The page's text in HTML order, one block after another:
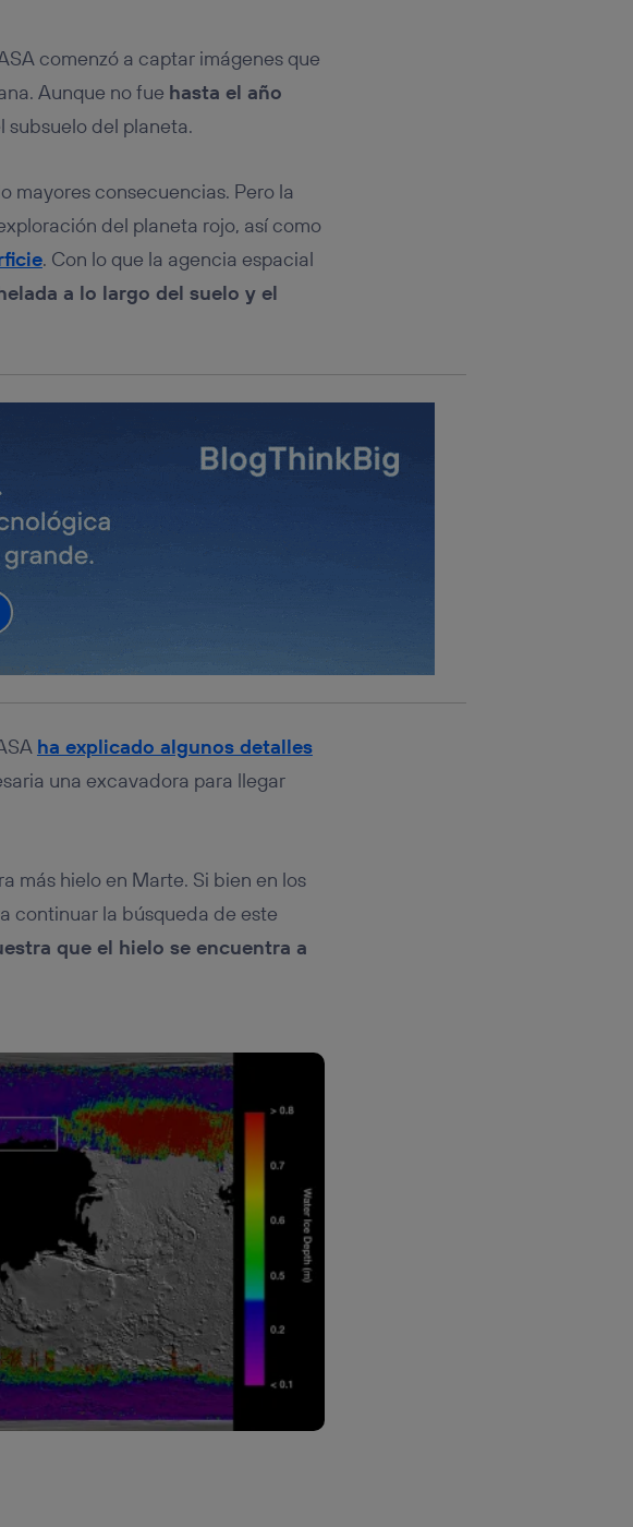
comenzó a captar imágenes que
Aunque no fue hasta el año
subsuelo del planeta.
mayores consecuencias. Pero la
del planeta rojo, así como
. Con lo que la agencia espacial
a lo largo del suelo y el
ha explicado algunos detalles
una excavadora para llegar
más hielo en Marte. Si bien en los
continuar la búsqueda de este
que el hielo se encuentra a
el marketing o análisis se
los miembros del hogar que
Utiq” en la parte
de Utiq (“consenthub”)
de Utiq.